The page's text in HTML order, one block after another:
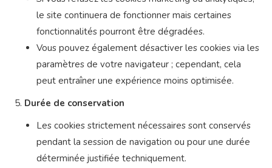
le site continuera de fonctionner mais certaines
fonctionnalités pourront être dégradées.
Vous pouvez également désactiver les cookies via les
paramètres de votre navigateur ; cependant, cela
peut entraîner une expérience moins optimisée.
Durée de conservation
Les cookies strictement nécessaires sont conservés
pendant la session de navigation ou pour une durée
déterminée justifiée techniquement.